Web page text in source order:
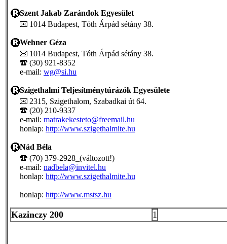
Szent Jakab Zarándok Egyesület
1014 Budapest, Tóth Árpád sétány 38.
Wehner Géza
1014 Budapest, Tóth Árpád sétány 38.
(30) 921-8352
e-mail: wg@si.hu
Szigethalmi Teljesítménytúrázók Egyesülete
2315, Szigethalom, Szabadkai út 64.
(20) 210-9337
e-mail: matrakekesteto@freemail.hu
honlap: http://www.szigethalmite.hu
Nád Béla
(70) 379-2928_(változott!)
e-mail: nadbela@invitel.hu
honlap: http://www.szigethalmite.hu
honlap: http://www.mstsz.hu
Kazinczy 200 1